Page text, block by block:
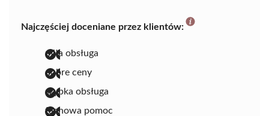
Najczęściej doceniane przez klientów:
miła obsługa
dobre ceny
szybka obsługa
fachowa pomoc